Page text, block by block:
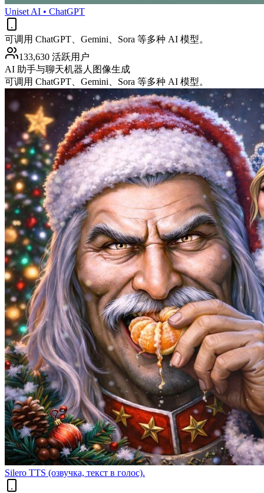
Uniset AI • ChatGPT
可调用 ChatGPT、Gemini、Sora 等多种 AI 模型。
133,630 活跃用户
AI 助手与聊天机器人 图像生成
可调用 ChatGPT、Gemini、Sora 等多种 AI 模型。
Silero TTS (озвучка, текст в голос).